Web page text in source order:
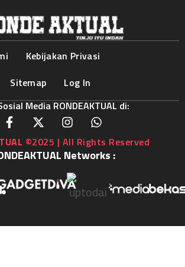
Kebijakan Privasi
Sitemap
Log In
Media RONDEAKTUAL di:
©2025 | All Rights Reserved
Networks :